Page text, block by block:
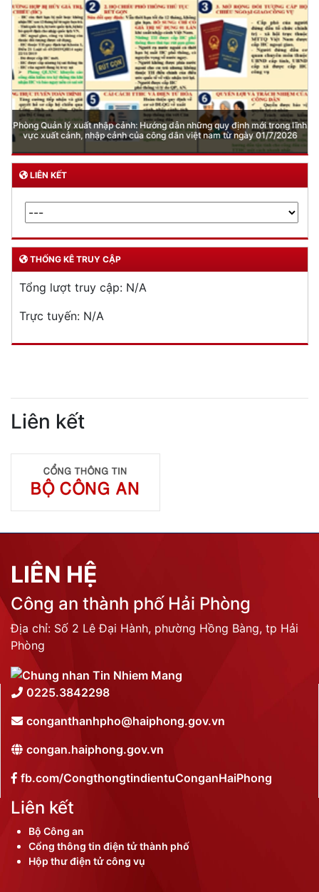
Phòng Quản lý xuất nhập cảnh: Hướng dẫn những quy định mới trong lĩnh
vực xuất cảnh, nhập cảnh của công dân việt nam từ ngày 01/7/2026
LIÊN KẾT
THỐNG KÊ TRUY CẬP
Tổng lượt truy cập: N/A
Trực tuyến: N/A
Liên kết
LIÊN HỆ
Công an thành phố Hải Phòng
Địa chỉ: Số 2 Lê Đại Hành, phường Hồng Bàng, tp Hải
Phòng
0225.3842298
conganthanhpho@haiphong.gov.vn
congan.haiphong.gov.vn
fb.com/CongthongtindientuConganHaiPhong
Liên kết
Bộ Công an
Cổng thông tin điện tử thành phố
Hộp thư điện tử công vụ